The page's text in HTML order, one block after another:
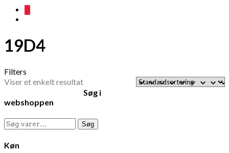
19D4
Filters
Viser et enkelt resultat
Søg i
webshoppen
Søg
efter:
Søg
Køn